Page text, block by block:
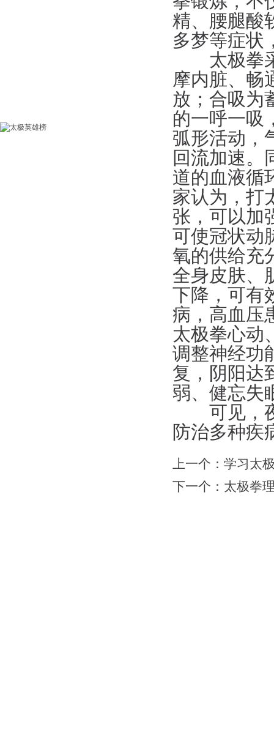
精、腰腿酸
多梦等症状
太极拳采
摩内脏、畅
放；合吸为
的一呼一吸
弧形活动，
回流加速。
道的血液循
家认为，打
张，可以加
可使冠状动
氧的供给充
全身皮肤、
下降，可有
病，高血压
太极拳心动
调整神经功
复，阴阳达
弱、健忘失
可见，夜
防治多种疾
上一个： 学习太
下一个： 太极拳